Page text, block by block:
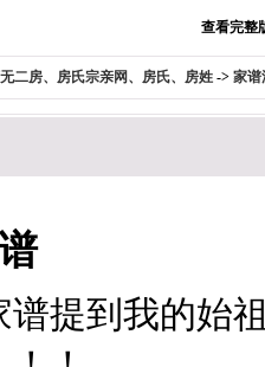
查看完整
二房、房氏宗亲网、房氏、房姓 -> 家谱
谱提到我的始